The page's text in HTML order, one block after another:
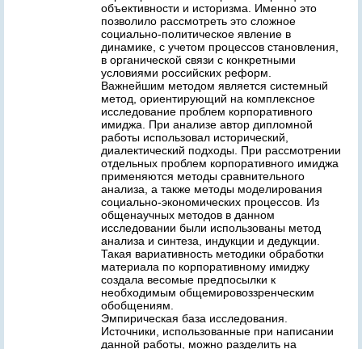
объективности и историзма. Именно это
позволило рассмотреть это сложное
социально-политическое явление в
динамике, с учетом процессов становления,
в органической связи с конкретными
условиями российских реформ.
Важнейшим методом является системный
метод, ориентирующий на комплексное
исследование проблем корпоративного
имиджа. При анализе автор дипломной
работы использовал исторический,
диалектический подходы. При рассмотрении
отдельных проблем корпоративного имиджа
применяются методы сравнительного
анализа, а также методы моделирования
социально-экономических процессов. Из
общенаучных методов в данном
исследовании были использованы метод
анализа и синтеза, индукции и дедукции.
Такая вариативность методики обработки
материала по корпоративному имиджу
создала весомые предпосылки к
необходимым общемировоззренческим
обобщениям.
Эмпирическая база исследования.
Источники, использованные при написании
данной работы, можно разделить на